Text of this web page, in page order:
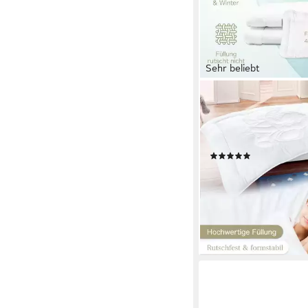
Sehr beliebt
KIGATEX
Kinderbettdecke +
Kinderbettenset mit
Elefantensteppung, 2-
lieferbar - in 9-11